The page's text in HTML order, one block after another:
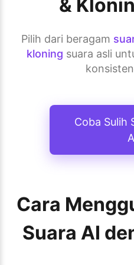
&
Pilih dari beragam
kloning suara asli
Coba Sulih
Cara
Suara AI